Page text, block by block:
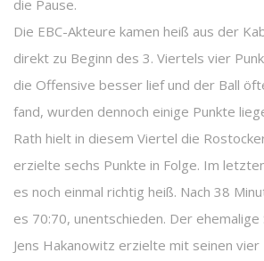
die Pause.
Die EBC-Akteure kamen heiß aus der
direkt zu Beginn des 3. Viertels vier
die Offensive besser lief und der Ball
fand, wurden dennoch einige Punkte
Rath hielt in diesem Viertel die
erzielte sechs Punkte in Folge. Im
es noch einmal richtig heiß. Nach 38
es 70:70, unentschieden. Der
Jens Hakanowitz erzielte mit seinen vier